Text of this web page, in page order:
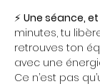
⚡ Une séance,
minutes, tu
retrouves ton
avec une
Ce n’est pas